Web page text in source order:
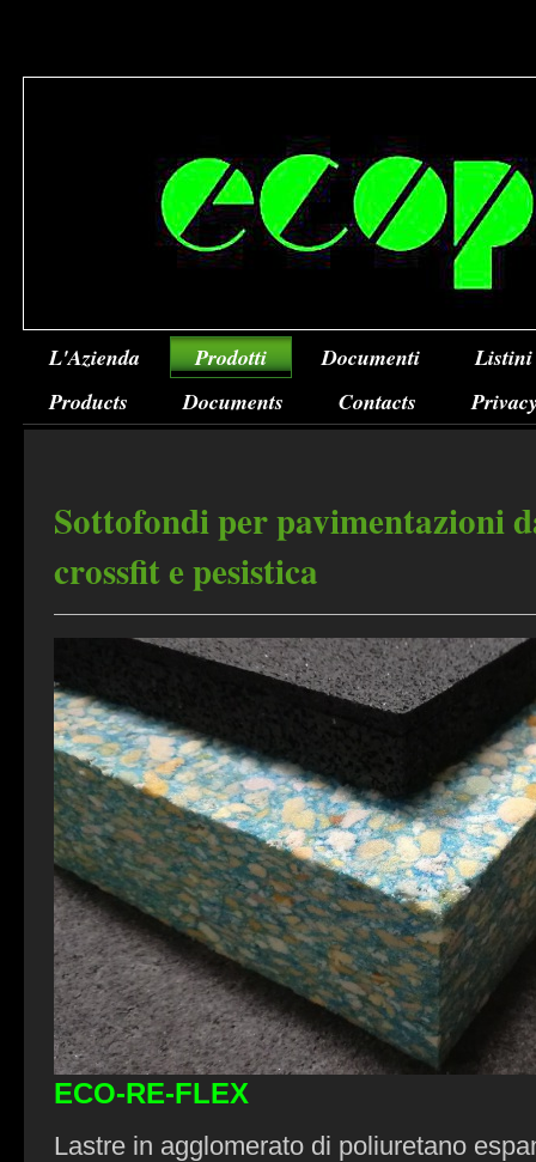
L'Azienda Prodotti Documenti
Listini
Products
Documents Contacts
Sottofondi per pavimentazioni
crossfit e pesistica
ECO-RE-FLEX
Lastre in agglomerato di poliuretano